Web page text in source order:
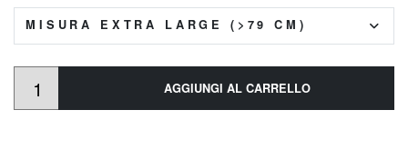
MISURA EXTRA LARGE (>79 CM)
AGGIUNGI AL CARRELLO